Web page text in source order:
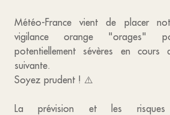
Météo-France vient de placer
vigilance orange "orages"
potentiellement sévères en cours
suivante.
Soyez prudent ! ⚠️
La prévision et les